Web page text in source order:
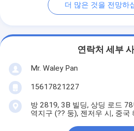
더 많은 것을 전망하
연락처 세부
Mr. Waley Pan
15617821227
방 2819, 3B 빌딩, 상딩 로드
역지구 (?? 둥), 젠저우 시, 중국